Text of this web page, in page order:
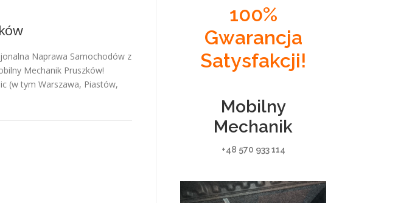
Naprawa Samochodów z
Mechanik Pruszków!
(w tym Warszawa, Piastów,
100%
Gwarancja
Satysfakcji!
Mobilny
Mechanik
+48 570 933 114